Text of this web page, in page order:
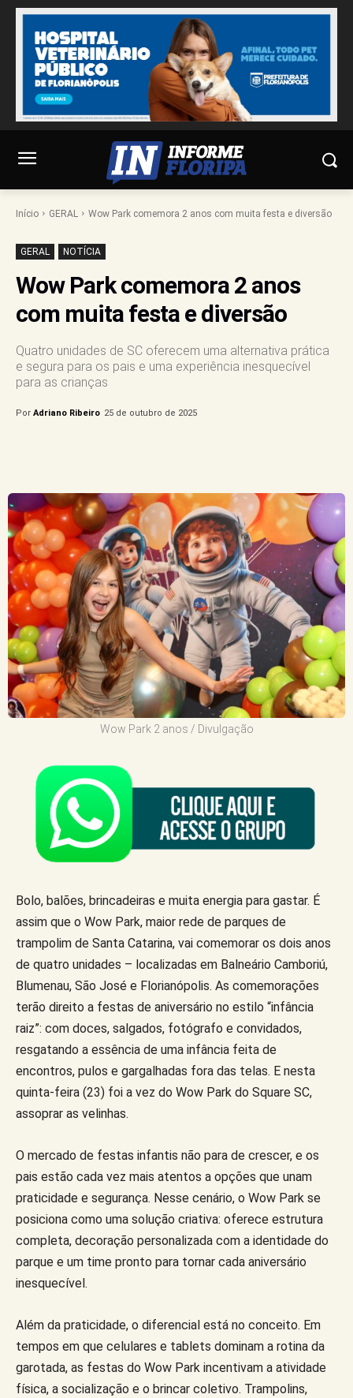
Início GERAL Wow Park comemora 2 anos com muita festa e diversão
GERAL NOTÍCIA
Wow Park comemora 2 anos
com muita festa e diversão
Quatro unidades de SC oferecem uma alternativa prática
e segura para os pais e uma experiência inesquecível
para as crianças
Por Adriano Ribeiro 25 de outubro de 2025
Wow Park 2 anos / Divulgação
Bolo, balões, brincadeiras e muita energia para gastar. É
assim que o Wow Park, maior rede de parques de
trampolim de Santa Catarina, vai comemorar os dois anos
de quatro unidades – localizadas em Balneário Camboriú,
Blumenau, São José e Florianópolis. As comemorações
terão direito a festas de aniversário no estilo “infância
raiz”: com doces, salgados, fotógrafo e convidados,
resgatando a essência de uma infância feita de
encontros, pulos e gargalhadas fora das telas. E nesta
quinta-feira (23) foi a vez do Wow Park do Square SC,
assoprar as velinhas.
O mercado de festas infantis não para de crescer, e os
pais estão cada vez mais atentos a opções que unam
praticidade e segurança. Nesse cenário, o Wow Park se
posiciona como uma solução criativa: oferece estrutura
completa, decoração personalizada com a identidade do
parque e um time pronto para tornar cada aniversário
inesquecível.
Além da praticidade, o diferencial está no conceito. Em
tempos em que celulares e tablets dominam a rotina da
garotada, as festas do Wow Park incentivam a atividade
física, a socialização e o brincar coletivo. Trampolins,